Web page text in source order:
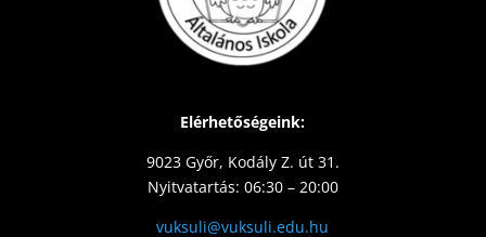
Elérhetőségeink:
9023 Győr, Kodály Z. út 31.
Nyitvatartás: 06:30 – 20:00
vuksuli@vuksuli.edu.hu